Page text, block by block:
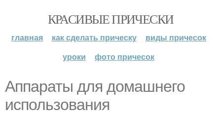
КРАСИВЫЕ ПРИЧЕСКИ
главная как сделать прическу
виды причесок
уроки
фото причесок
Аппараты для домашнего
использования